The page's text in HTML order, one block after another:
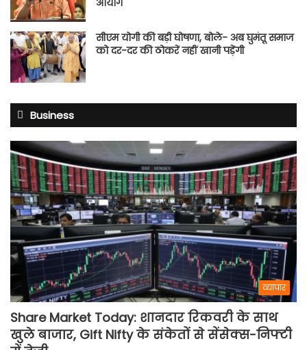
आयोग
सीएम योगी की बड़ी घोषणा, बोले- अब घुमंतू समाज
को दर-दर की ठोकरें नहीं खानी पड़ेंगी
Business
व्यापार
Share Market Today: शानदार रिकवरी के साथ
खुले बाजार, Gift Nifty के संकेतों से सेंसेक्स-निफ्टी